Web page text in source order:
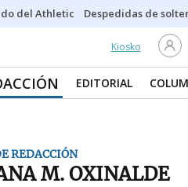
del Athletic Despedidas de
Kiosko
EDITORIAL
REDACCIÓN
M. OXINALDE